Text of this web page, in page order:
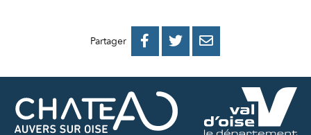
Partager 
PARTAGER
FACEBOOK
PARTAGER
PARTAGER
MAIL